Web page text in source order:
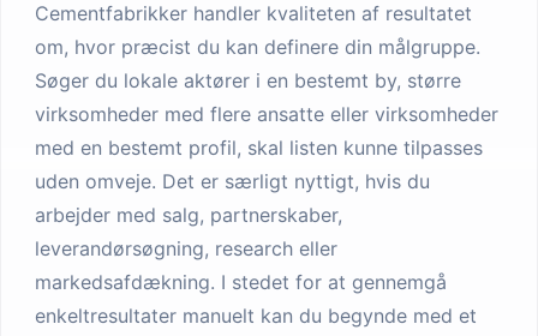
Cementfabrikker handler kvaliteten af resultatet
om, hvor præcist du kan definere din målgruppe.
Søger du lokale aktører i en bestemt by, større
virksomheder med flere ansatte eller virksomheder
med en bestemt profil, skal listen kunne tilpasses
uden omveje. Det er særligt nyttigt, hvis du
arbejder med salg, partnerskaber,
leverandørsøgning, research eller
markedsafdækning. I stedet for at gennemgå
enkeltresultater manuelt kan du begynde med et